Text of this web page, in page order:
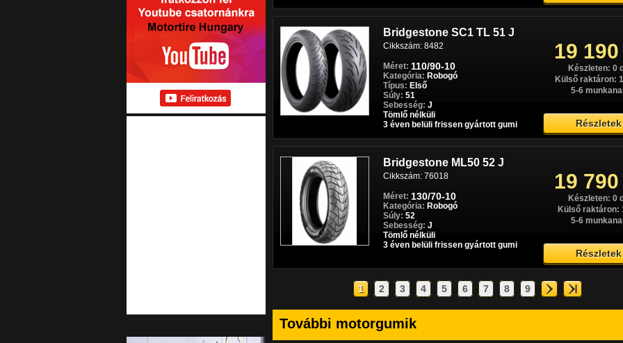
Bridgestone Battlax Sport
Touring T31 Páros akció
59/69 W
Cikkszám: Paros0739
Méret: 110/80R19+150/70R17
Kategória:
Típus:Első/Hátsó
Súly:59/69
Sebesség:W
92
Készleten: 0
Külső raktáron:
5-6
Részletek
Touring T31 Páros akció
58/69 W
Cikkszám: Paros0736
Méret: 120/70R17+160/60R17
Típus:Első/Hátsó
Sebesség: W
Tömlő nélküli
Páros akció
92 279
5-6
Részletek
Bridgestone SC1 TL 51 J
Cikkszám: 8482
Méret: 110/90-10
Kategória: Robogó
Típus: Első
Súly: 51
Sebesség: J
Tömlő nélküli
3 éven belüli frissen gyártott gumi
19
Készleten: 0
Külső raktáron:
5-6
Részletek
Bridgestone ML50 52 J
Cikkszám: 76018
Méret: 130/70-10
Kategória: Robogó
Súly: 52
Sebesség: J
Tömlő nélküli
3 éven belüli frissen gyártott gumi
19
Készleten: 0
Külső raktáron:
5-6
Részletek
1 2 3 4 5 6 7 8 9
További motorgumik